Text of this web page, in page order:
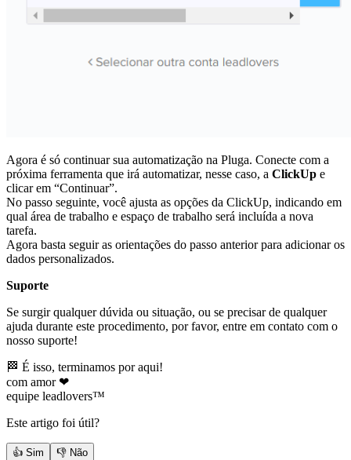
Agora é só continuar sua automatização na Pluga. Conecte com a
próxima ferramenta que irá automatizar, nesse caso, a ClickUp e
clicar em “Continuar”.
No passo seguinte, você ajusta as opções da ClickUp, indicando em
qual área de trabalho e espaço de trabalho será incluída a nova
tarefa.
Agora basta seguir as orientações do passo anterior para adicionar os
dados personalizados.
Suporte
Se surgir qualquer dúvida ou situação, ou se precisar de qualquer
ajuda durante este procedimento, por favor, entre em contato com o
nosso suporte!
🏁 É isso, terminamos por aqui!
com amor ❤
equipe leadlovers™
Este artigo foi útil?
👍 Sim 👎 Não